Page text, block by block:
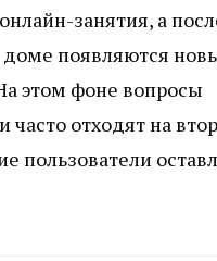
занятия, а
доме появляются
этом фоне вопросы
часто отходят на
пользователи